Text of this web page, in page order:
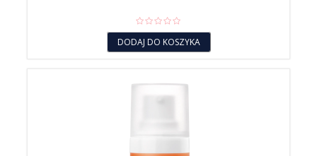
DODAJ DO KOSZYKA